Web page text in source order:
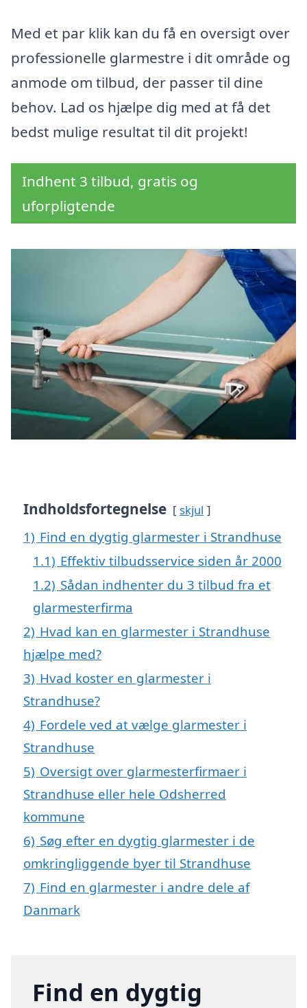
Med et par klik kan du få en oversigt over
professionelle glarmestre i dit område og
anmode om tilbud, der passer til dine
behov. Lad os hjælpe dig med at få det
bedst mulige resultat til dit projekt!
Indhent 3 tilbud, gratis og
uforpligtende
Indholdsfortegnelse skjul
1) Find en dygtig glarmester i Strandhuse
1.1) Effektiv tilbudsservice siden år 2000
1.2) Sådan indhenter du 3 tilbud fra et
glarmesterfirma
2) Hvad kan en glarmester i Strandhuse
hjælpe med?
3) Hvad koster en glarmester i
Strandhuse?
4) Fordele ved at vælge glarmester i
Strandhuse
5) Oversigt over glarmesterfirmaer i
Strandhuse eller hele Odsherred
kommune
6) Søg efter en dygtig glarmester i de
omkringliggende byer til Strandhuse
7) Find en glarmester i andre dele af
Danmark
Find en dygtig